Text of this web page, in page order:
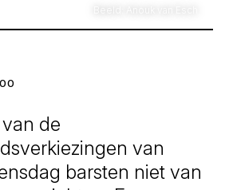
de
van
barsten niet van